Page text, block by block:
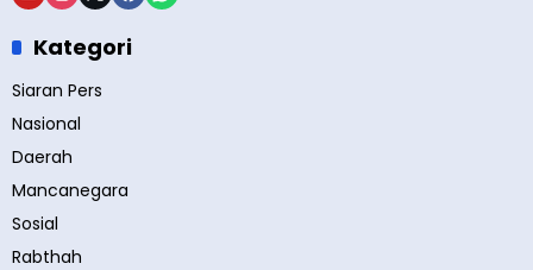
Kategori
Siaran Pers
Nasional
Daerah
Mancanegara
Sosial
Rabthah